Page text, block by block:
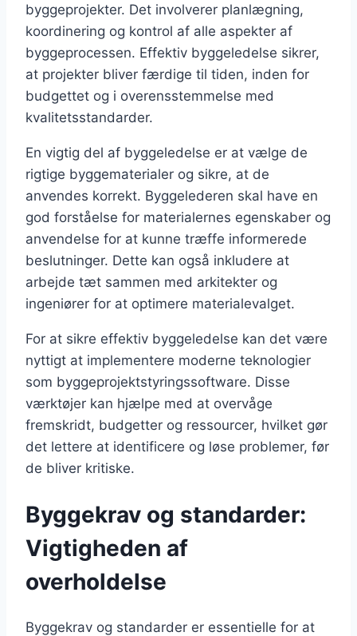
byggeprojekter. Det involverer planlægning,
koordinering og kontrol af alle aspekter af
byggeprocessen. Effektiv byggeledelse sikrer,
at projekter bliver færdige til tiden, inden for
budgettet og i overensstemmelse med
kvalitetsstandarder.
En vigtig del af byggeledelse er at vælge de
rigtige byggematerialer og sikre, at de
anvendes korrekt. Byggelederen skal have en
god forståelse for materialernes egenskaber og
anvendelse for at kunne træffe informerede
beslutninger. Dette kan også inkludere at
arbejde tæt sammen med arkitekter og
ingeniører for at optimere materialevalget.
For at sikre effektiv byggeledelse kan det være
nyttigt at implementere moderne teknologier
som byggeprojektstyringssoftware. Disse
værktøjer kan hjælpe med at overvåge
fremskridt, budgetter og ressourcer, hvilket gør
det lettere at identificere og løse problemer, før
de bliver kritiske.
Byggekrav og standarder:
Vigtigheden af
overholdelse
Byggekrav og standarder er essentielle for at